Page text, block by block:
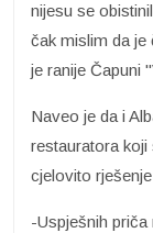
nijesu se
čak mislim da je
je ranije Čapuni
Naveo je da i
restauratora koji
cjelovito
-Uspješnih